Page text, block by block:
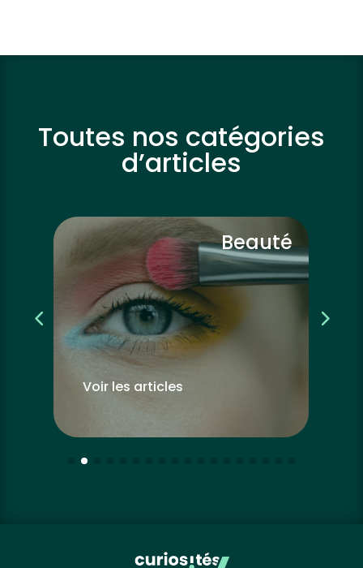
Toutes nos catégories
d’articles
Beauté
Voir les articles